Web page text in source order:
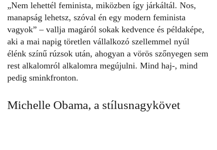
„Nem lehettél feminista, miközben így járkáltál. Nos,
manapság lehetsz, szóval én egy modern feminista
vagyok” – vallja magáról sokak kedvence és példaképe,
aki a mai napig töretlen vállalkozó szellemmel nyúl
élénk színű rúzsok után, ahogyan a vörös szőnyegen sem
rest alkalomról alkalomra megújulni. Mind haj-, mind
pedig sminkfronton.
Michelle Obama, a stílusnagykövet